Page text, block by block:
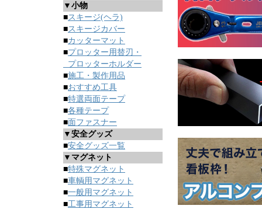
▼小物
■スキージ(ヘラ)
■スキージカバー
■カッターマット
■プロッター用替刃・
プロッターホルダー
■施工・製作用品
■おすすめ工具
■特選両面テープ
■各種テープ
■面ファスナー
▼安全グッズ
■安全グッズ一覧
▼マグネット
■特殊マグネット
■車輌用マグネット
■一般用マグネット
■工事用マグネット